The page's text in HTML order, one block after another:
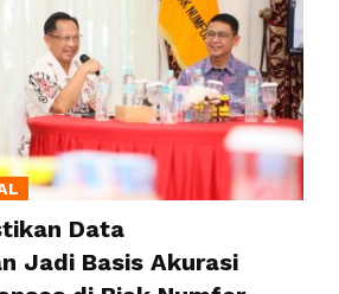
Data
Jadi Basis Akurasi